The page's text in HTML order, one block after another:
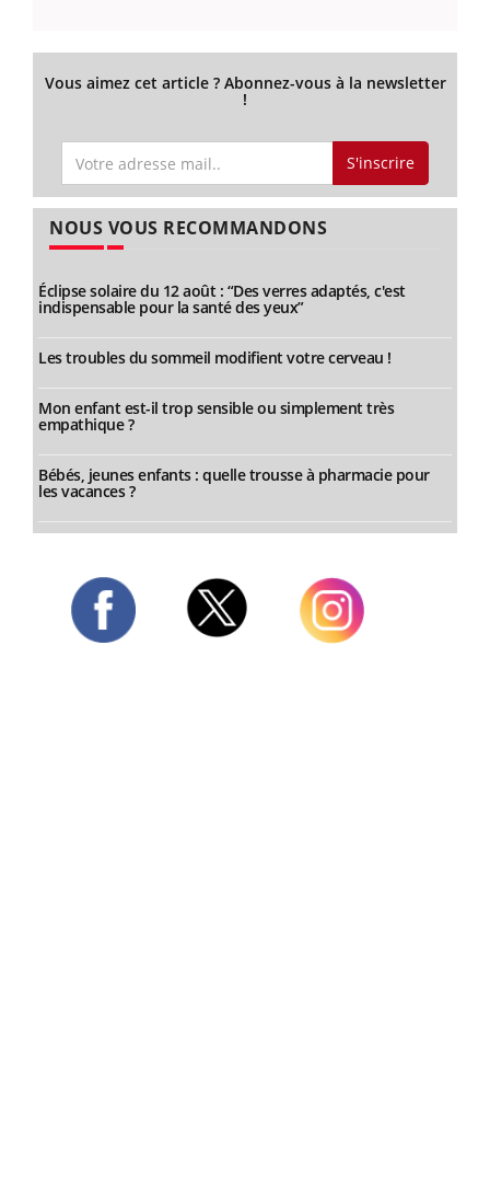
Vous aimez cet article ? Abonnez-vous à la newsletter
!
S'inscrire
NOUS VOUS RECOMMANDONS
Éclipse solaire du 12 août : “Des verres adaptés, c'est
indispensable pour la santé des yeux”
Les troubles du sommeil modifient votre cerveau !
Mon enfant est-il trop sensible ou simplement très
empathique ?
Bébés, jeunes enfants : quelle trousse à pharmacie pour
les vacances ?